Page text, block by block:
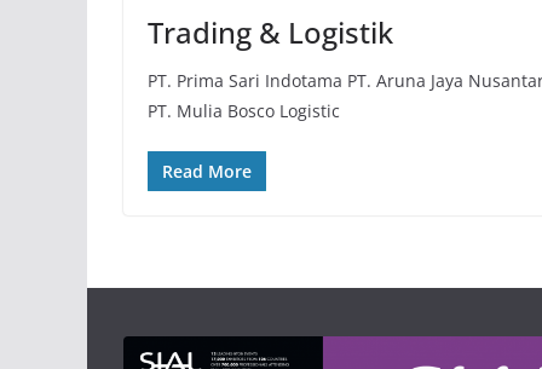
Trading & Logistik
PT. Prima Sari Indotama PT. Aruna Jaya
PT. Mulia Bosco Logistic
Read More